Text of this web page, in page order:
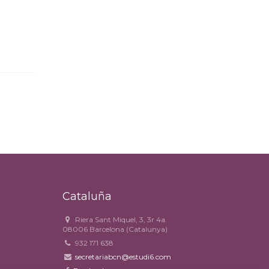
Cataluña
Riera Sant Miquel, 3, 3r 4a.
08006 Barcelona (Catalunya)
932 171 638
secretariabcn@estudi6.com